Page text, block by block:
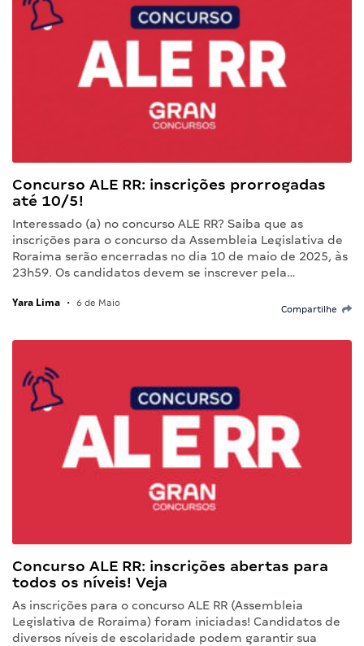
Concurso ALE RR: inscrições prorrogadas
até 10/5!
Interessado (a) no concurso ALE RR? Saiba que as
inscrições para o concurso da Assembleia Legislativa de
Roraima serão encerradas no dia 10 de maio de 2025, às
23h59. Os candidatos devem se inscrever pela…
Yara Lima • 6 de Maio
Compartilhe
Concurso ALE RR: inscrições abertas para
todos os níveis! Veja
As inscrições para o concurso ALE RR (Assembleia
Legislativa de Roraima) foram iniciadas! Candidatos de
diversos níveis de escolaridade podem garantir sua